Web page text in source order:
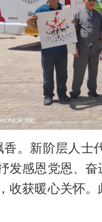
香。新阶层人士
发感恩党恩、
收获暖心关怀